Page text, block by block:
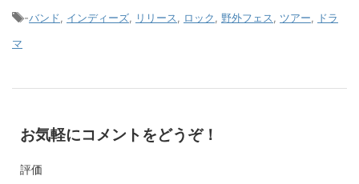
-バンド インディーズ リリース ロック 野外フェス ツアー
ドラ
マ
お気軽にコメントをどうぞ！
評価